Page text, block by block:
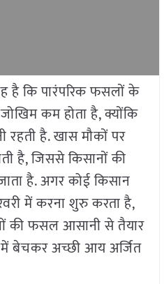
कि पारंपरिक फसलों के
कम होता है, क्योंकि
है. खास मौकों पर
है, जिससे किसानों की
है. अगर कोई किसान
में करना शुरु करता है,
की फसल आसानी से तैयार
बेचकर अच्छी आय अर्जित